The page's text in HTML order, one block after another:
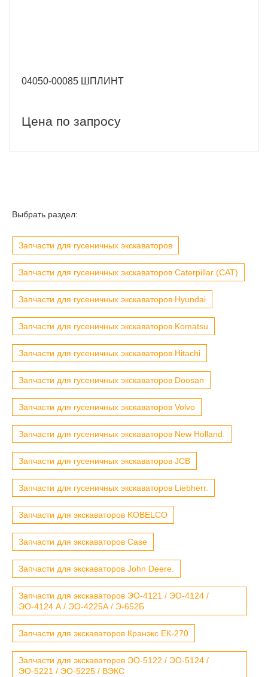
04050-00085 ШПЛИНТ
Цена по запросу
Выбрать раздел:
Запчасти для гусеничных экскаваторов
Запчасти для гусеничных экскаваторов Caterpillar (CAT)
Запчасти для гусеничных экскаваторов Hyundai
Запчасти для гусеничных экскаваторов Komatsu
Запчасти для гусеничных экскаваторов Hitachi
Запчасти для гусеничных экскаваторов Doosan
Запчасти для гусеничных экскаваторов Volvo
Запчасти для гусеничных экскаваторов New Holland.
Запчасти для гусеничных экскаваторов JCB
Запчасти для гусеничных экскаваторов Liebherr.
Запчасти для экскаваторов KOBELCO
Запчасти для экскаваторов Case
Запчасти для экскаваторов John Deere.
Запчасти для экскаваторов ЭО-4121 / ЭО-4124 /
ЭО-4124 А / ЭО-4225А / Э-652Б
Запчасти для экскаваторов Кранэкс ЕК-270
Запчасти для экскаваторов ЭО-5122 / ЭО-5124 /
ЭО-5221 / ЭО-5225 / ВЭКС